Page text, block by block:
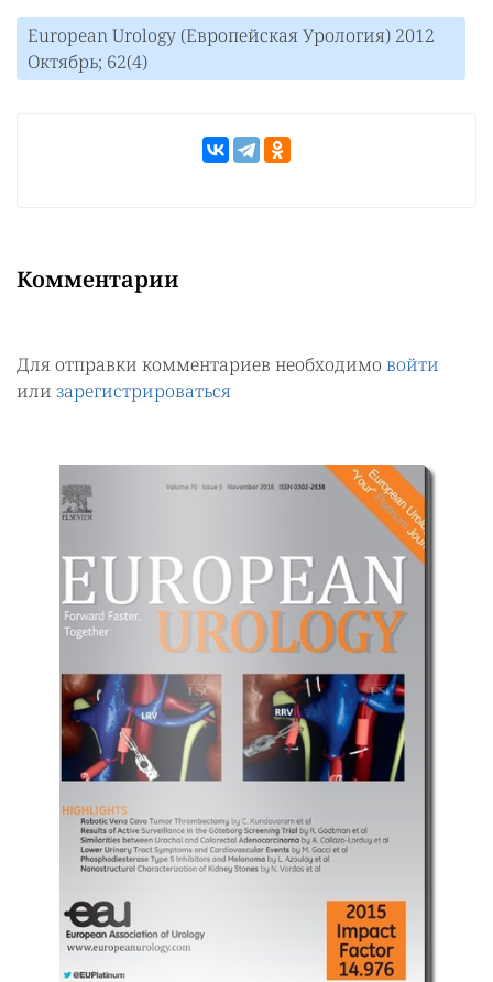
European Urology (Европейская Урология) 2012
Октябрь; 62(4)
Комментарии
Для отправки комментариев необходимо войти
или зарегистрироваться